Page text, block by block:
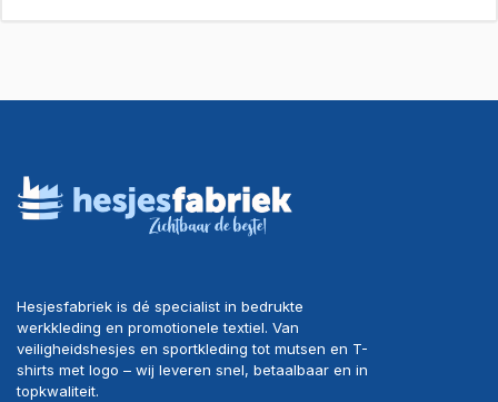
Hesjesfabriek is dé specialist in bedrukte
werkkleding en promotionele textiel. Van
veiligheidshesjes en sportkleding tot mutsen en T-
shirts met logo – wij leveren snel, betaalbaar en in
topkwaliteit.